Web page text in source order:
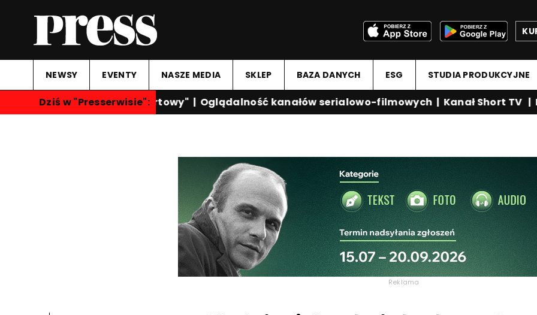
NEWSY EVENTY NASZE MEDIA SKLEP BAZA DANYCH ESG STUDIA PRODUKCYJNE
Dziś w "Presserwisie":
"Przegląd Sportowy"|Oglądalność kanałów serialowo-filmowych|Kanał Short TV |
Reklama